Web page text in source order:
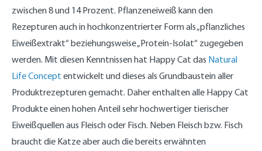
zwischen 8 und 14 Prozent. Pflanzeneiweiß kann den
Rezepturen auch in hochkonzentrierter Form als „pflanzliches
Eiweißextrakt“ beziehungsweise „Protein-Isolat“ zugegeben
werden. Mit diesen Kenntnissen hat Happy Cat das Natural
Life Concept entwickelt und dieses als Grundbaustein aller
Produktrezepturen gemacht. Daher enthalten alle Happy Cat
Produkte einen hohen Anteil sehr hochwertiger tierischer
Eiweißquellen aus Fleisch oder Fisch. Neben Fleisch bzw. Fisch
braucht die Katze aber auch die bereits erwähnten